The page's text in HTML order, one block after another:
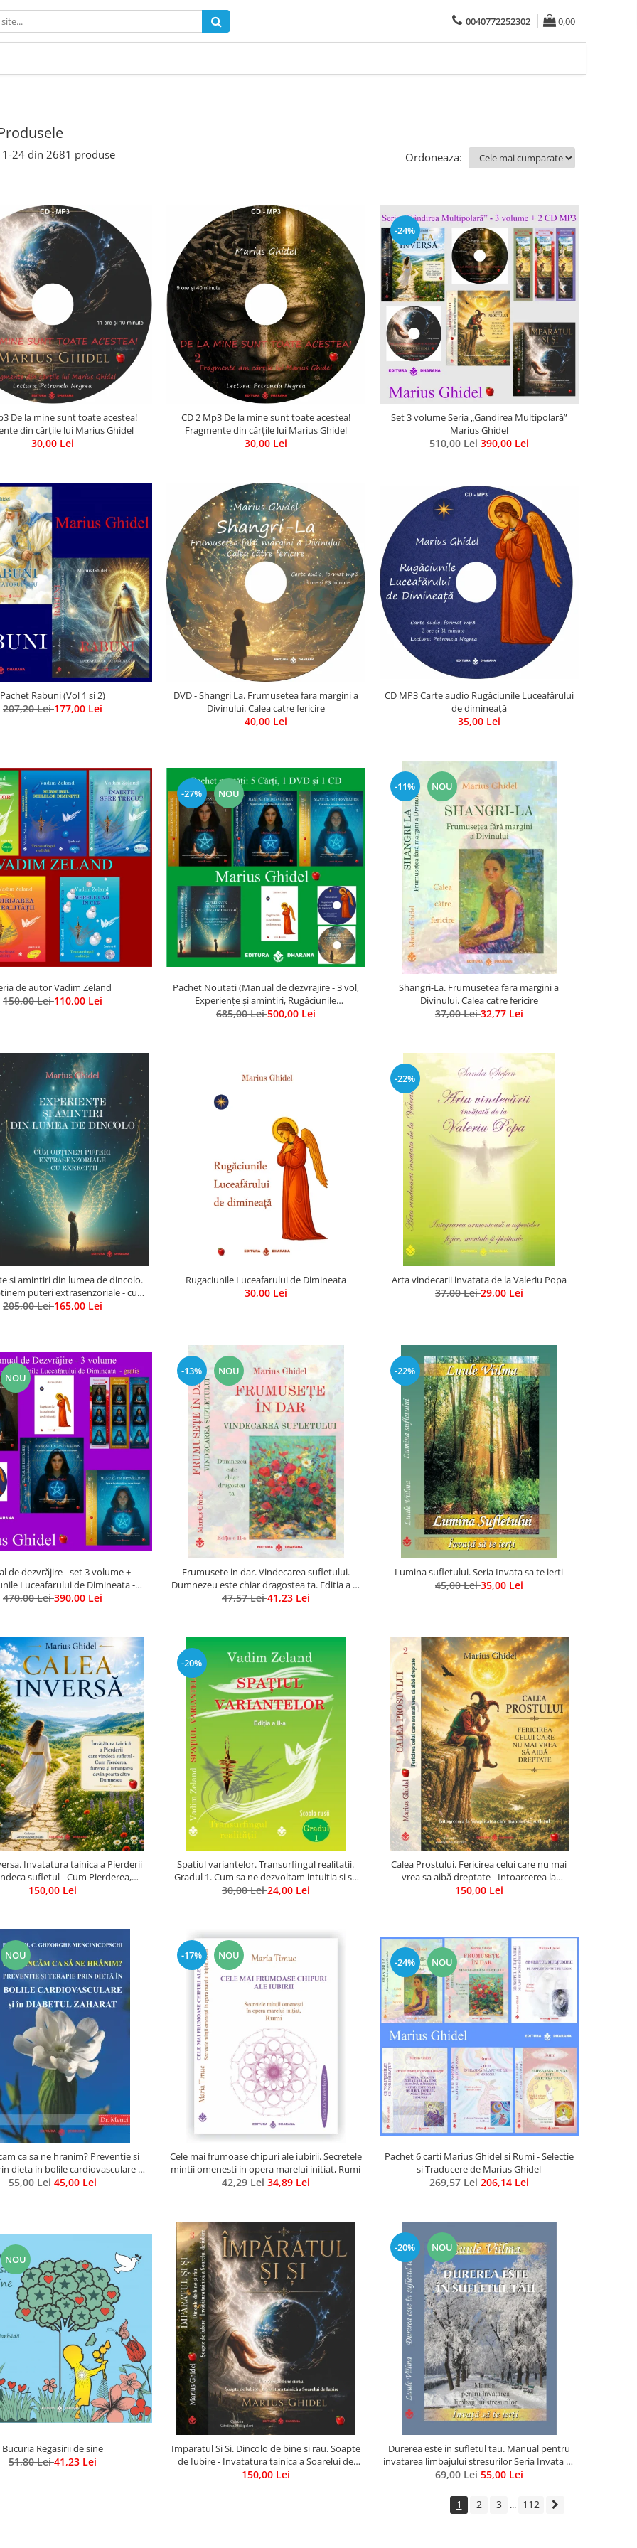
0040772252302 0,00
1-24 din 2681 produse Ordoneaza:
De la mine sunt toate acestea!
din cărțile lui Marius Ghidel
30,00 Lei
CD 2 Mp3 De la mine sunt toate acestea!
Fragmente din cărțile lui Marius Ghidel
30,00 Lei
-24%
Set 3 volume Seria „Gandirea Multipolară”
Marius Ghidel
510,00 Lei390,00 Lei
Pachet Rabuni (Vol 1 si 2)
207,20 Lei177,00 Lei
DVD - Shangri La. Frumusetea fara margini a
Divinului. Calea catre fericire
40,00 Lei
CD MP3 Carte audio Rugăciunile Luceafărului
de dimineață
35,00 Lei
de autor Vadim Zeland
150,00 Lei110,00 Lei
-27% NOU
Pachet Noutati (Manual de dezvrajire - 3 vol,
Experiențe și amintiri, Rugăciunile
Luceafarului de dimineata) - Marius Ghidel
685,00 Lei500,00 Lei
-11% NOU
Shangri-La. Frumusetea fara margini a
Divinului. Calea catre fericire
37,00 Lei32,77 Lei
si amintiri din lumea de dincolo.
puteri extrasenzoriale - cu
exercitii
205,00 Lei165,00 Lei
Rugaciunile Luceafarului de Dimineata
30,00 Lei
-22%
Arta vindecarii invatata de la Valeriu Popa
37,00 Lei29,00 Lei
NOU
de dezvrăjire - set 3 volume +
Luceafarului de Dimineata -
Gratuit)
470,00 Lei390,00 Lei
-13% NOU
Frumusete in dar. Vindecarea sufletului.
Dumnezeu este chiar dragostea ta. Editia a 2-
a
47,57 Lei41,23 Lei
-22%
Lumina sufletului. Seria Invata sa te ierti
45,00 Lei35,00 Lei
Invatatura tainica a Pierderii
sufletul - Cum Pierderea,
renuntarea devin poarta catre
150,00 Lei
-20%
Spatiul variantelor. Transurfingul realitatii.
Gradul 1. Cum sa ne dezvoltam intuitia si sa
ne alegem soarta
30,00 Lei24,00 Lei
Calea Prostului. Fericirea celui care nu mai
vrea sa aibă dreptate - Intoarcerea la
Simplitatea care mantuieste sufletul
150,00 Lei
NOU
ca sa ne hranim? Preventie si
dieta in bolile cardiovasculare si
in diabetul zaharat
55,00 Lei45,00 Lei
-17% NOU
Cele mai frumoase chipuri ale iubirii. Secretele
mintii omenesti in opera marelui initiat, Rumi
42,29 Lei34,89 Lei
-24% NOU
Pachet 6 carti Marius Ghidel si Rumi - Selectie
si Traducere de Marius Ghidel
269,57 Lei206,14 Lei
NOU
Bucuria Regasirii de sine
51,80 Lei41,23 Lei
Imparatul Si Si. Dincolo de bine si rau. Soapte
de Iubire - Invatatura tainica a Soarelui de
Iubire
150,00 Lei
-20% NOU
Durerea este in sufletul tau. Manual pentru
invatarea limbajului stresurilor Seria Invata sa
te Ierti Luule Viilma
69,00 Lei55,00 Lei
1 2 3 ... 112